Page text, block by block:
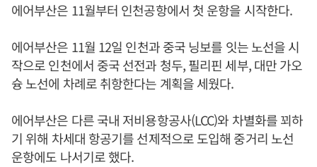
에어부산은 11월부터 인천공항에서 첫 운항을 시작한다.
에어부산은 11월 12일 인천과 중국 닝보를 잇는 노선을 시
작으로 인천에서 중국 선전과 청두, 필리핀 세부, 대만 가오
슝 노선에 차례로 취항한다는 계획을 세웠다.
에어부산은 다른 국내 저비용항공사(LCC)와 차별화를 꾀하
기 위해 차세대 항공기를 선제적으로 도입해 중거리 노선
운항에도 나서기로 했다.